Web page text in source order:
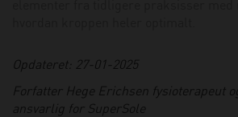
Opdateret: 27-01-2025
Forfatter Hege Erichsen fysioterapeut
ansvarlig for SuperSole